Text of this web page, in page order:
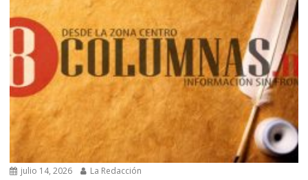
julio 14, 2026 La Redacción